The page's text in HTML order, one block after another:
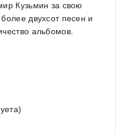
Кузьмин за свою
двухсот песен и
альбомов.